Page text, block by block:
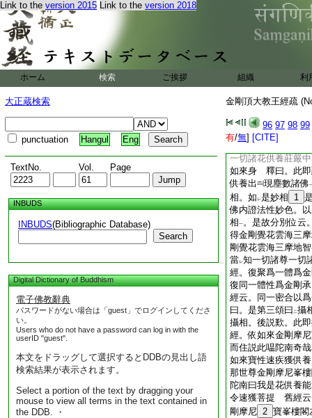
Link to the version 2015 Link to the version 2018
ホーム 検索 ご挨拶 組織 利
大正蔵検索
punctuation Hangul Eng
TextNo. Vol. Page
INBUDS
INBUDS(Bibliographic Database)
Search
Digital Dictionary of Buddhism
電子佛教辭典
パスワードがない場合は「guest」でログインしてくださ
い。
Users who do not have a password can log in with the
userID "guest".
本文をドラッグして選択するとDDBの見出し語
検索結果が表示されます。
Select a portion of the text by dragging your
mouse to view all terms in the text contained in
the DDB. ・
金剛頂大教王經疏
96 97 98 99
有/無] [CITE]
依因。如 文也
經。爲一切花供養
已 別本云。爲一
經云。以爲一切花
剛即成
一切花供養
舒
遍一切虚空界
一色一香。無レ非
現 此自在神變之相
經。從彼一切花供
等如來身出已 別本
一切世界微塵等如
一切諸花供養莊嚴
如來身 釋曰。此即
供養出
現塵數諸佛
相。如 レ是妙相 1
佛内證法性妙色。以
相一。是故分別位云
得金剛覺花雲海三
剛覺花雲海三摩地智
當レ知一切諸尊一切
經。復聚爲一體爲
復同一體性爲金剛
經云。同一密合以
曰。是第三頌曰 二攝
攝相。後説歎。此
經。依如來金剛摩
而住説此嗢陀南奇
如來寶性速疾獲供
那世尊金剛摩尼峯
陀南曰我是花供養
令速獲菩提 舊經云
剛摩尼 2 寶峯樓閣